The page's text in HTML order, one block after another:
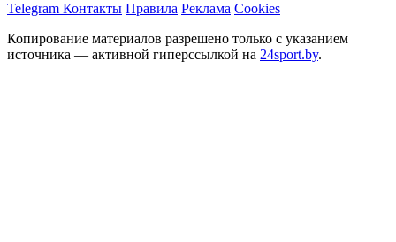
Telegram Контакты Правила Реклама Cookies
Копирование материалов разрешено только с указанием
источника — активной гиперссылкой на 24sport.by.